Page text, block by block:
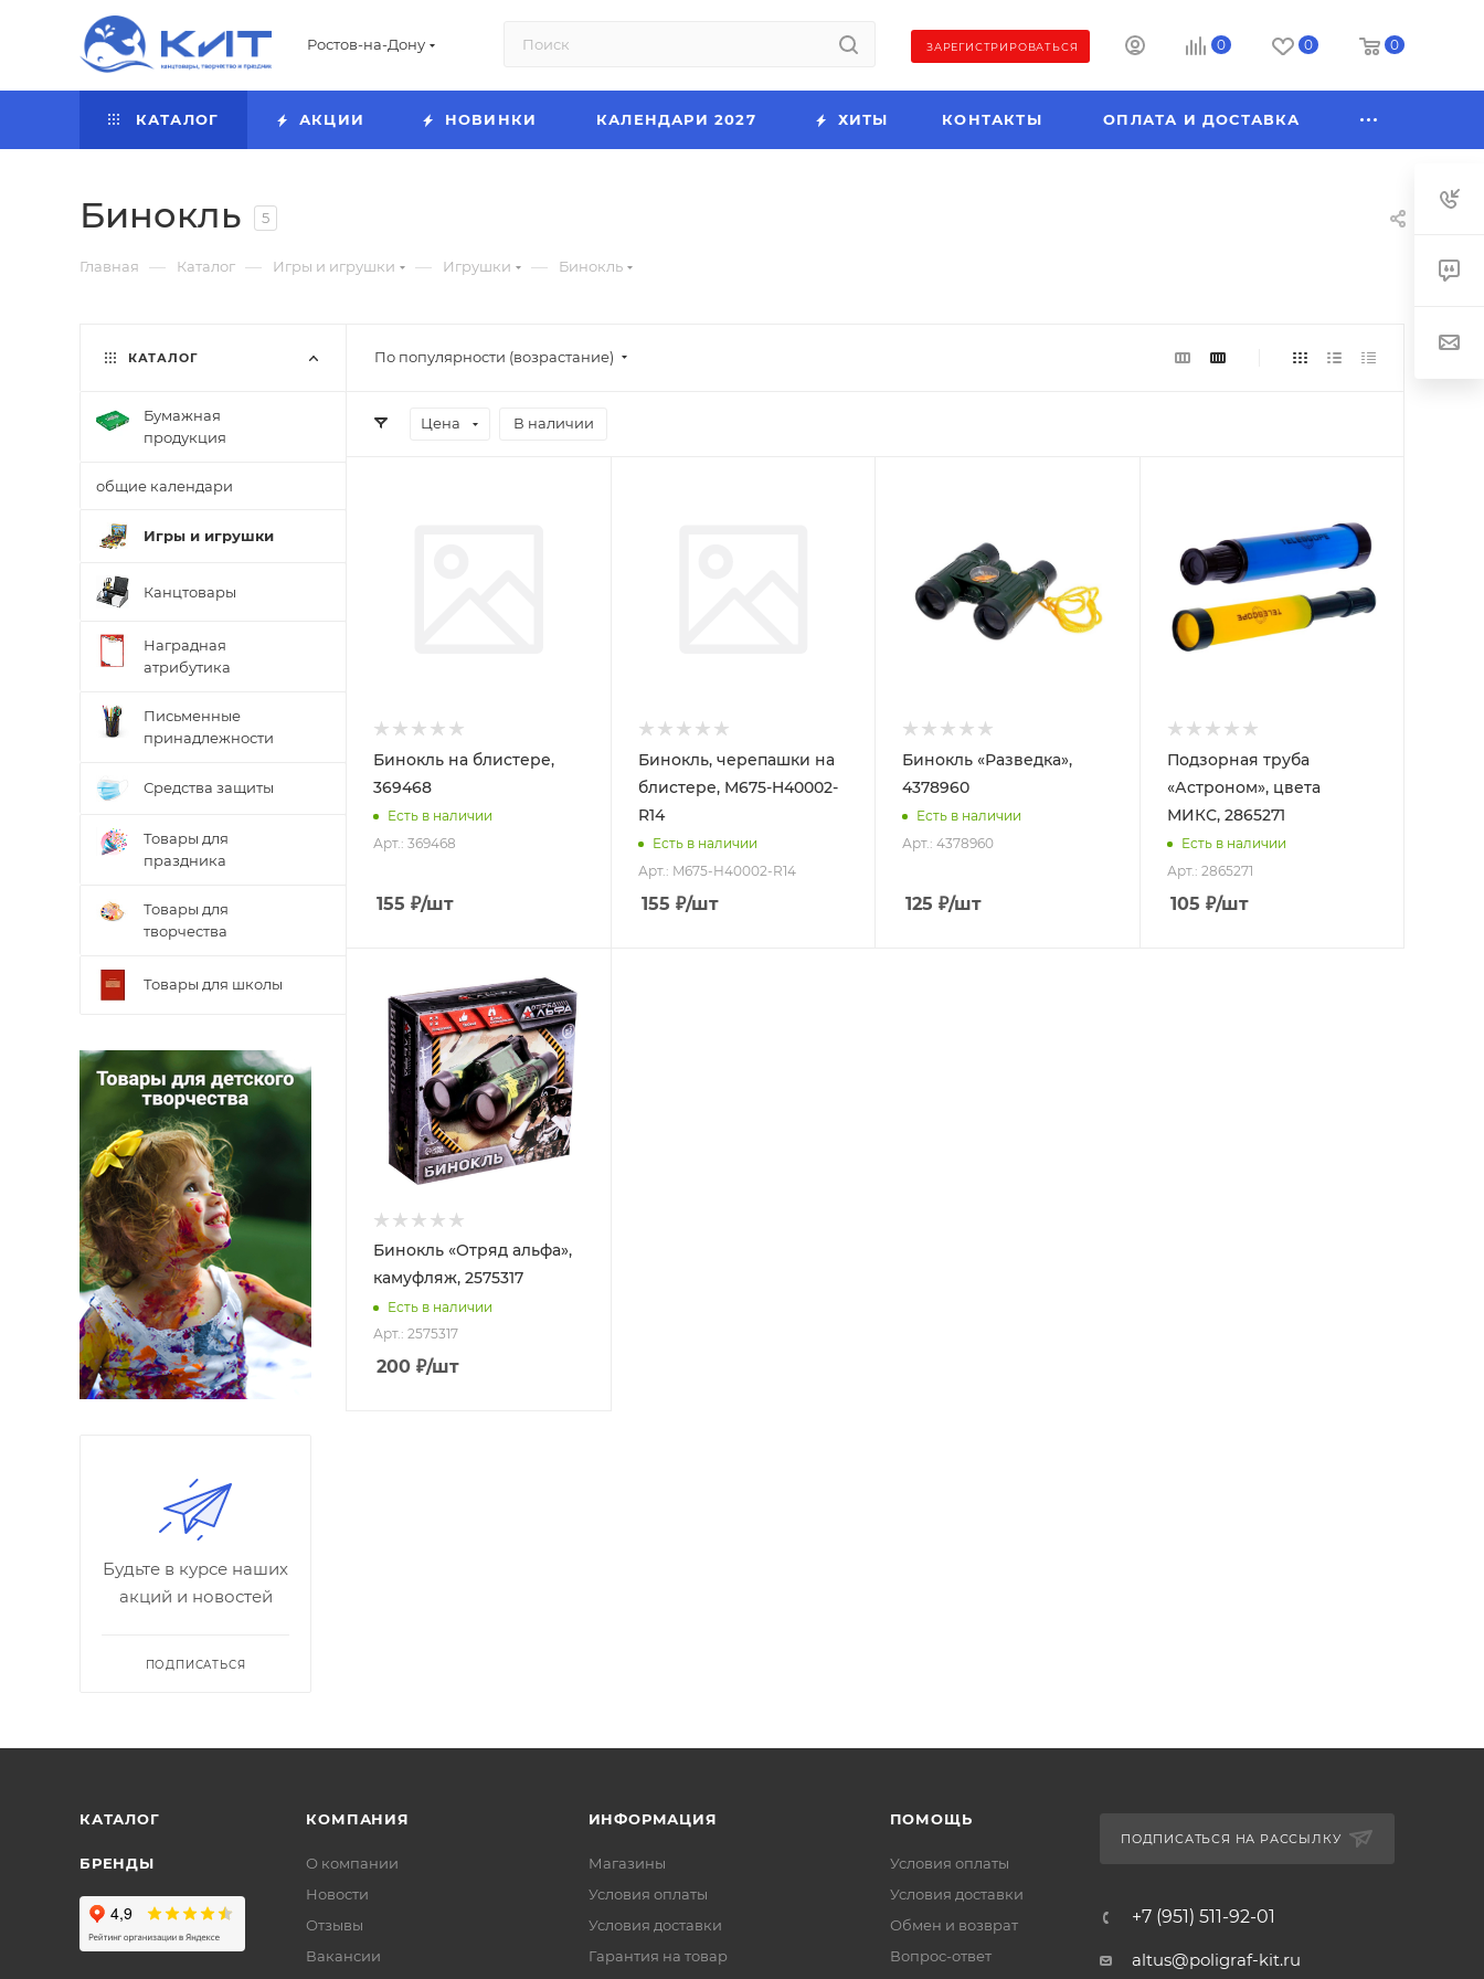
Ростов-на-Дону ЗАРЕГИСТРИРОВАТЬСЯ 0 0 0
КАТАЛОГ АКЦИИ НОВИНКИ КАЛЕНДАРИ 2027 ХИТЫ КОНТАКТЫ ОПЛАТА И ДОСТАВКА
Бинокль 5
Главная — Каталог — Игры и игрушки — Игрушки — Бинокль
По популярности (возрастание)
Цена В наличии
Бинокль на блистере,
369468
Есть в наличии
Арт.: 369468
155 ₽/шт
Бинокль, черепашки на
блистере, M675-H40002-
R14
Есть в наличии
Арт.: M675-H40002-R14
155 ₽/шт
Бинокль «Разведка»,
4378960
Есть в наличии
Арт.: 4378960
125 ₽/шт
Подзорная труба
«Астроном», цвета
МИКС, 2865271
Есть в наличии
Арт.: 2865271
105 ₽/шт
Бинокль «Отряд альфа»,
камуфляж, 2575317
Есть в наличии
Арт.: 2575317
200 ₽/шт
КАТАЛОГ
Бумажная
продукция
общие календари
Игры и игрушки
Канцтовары
Наградная
атрибутика
Письменные
принадлежности
Средства защиты
Товары для
праздника
Товары для
творчества
Товары для школы
Будьте в курсе наших
акций и новостей
ПОДПИСАТЬСЯ
КАТАЛОГ
БРЕНДЫ
КОМПАНИЯ
О компании
Новости
Отзывы
Вакансии
ИНФОРМАЦИЯ
Магазины
Условия оплаты
Условия доставки
Гарантия на товар
ПОМОЩЬ
Условия оплаты
Условия доставки
Обмен и возврат
Вопрос-ответ
ПОДПИСАТЬСЯ НА РАССЫЛКУ
+7 (951) 511-92-01
altus@poligraf-kit.ru